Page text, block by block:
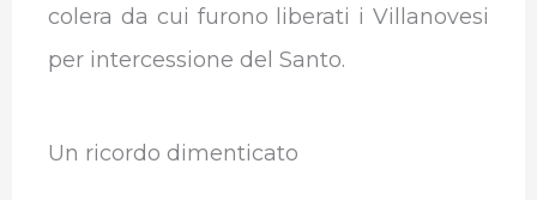
colera da cui furono liberati i Villanovesi
per intercessione del Santo.
Un ricordo dimenticato